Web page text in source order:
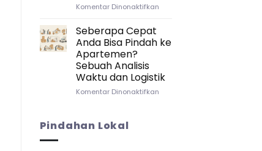
Komentar Dinonaktifkanpada
Pindah/Keluar
dari
Panduan
Lengkap
Seberapa Cepat
Anda Bisa Pindah ke
Apartemen?
Sebuah Analisis
Waktu dan Logistik
Komentar Dinonaktifkanpada
Pindahan Lokal